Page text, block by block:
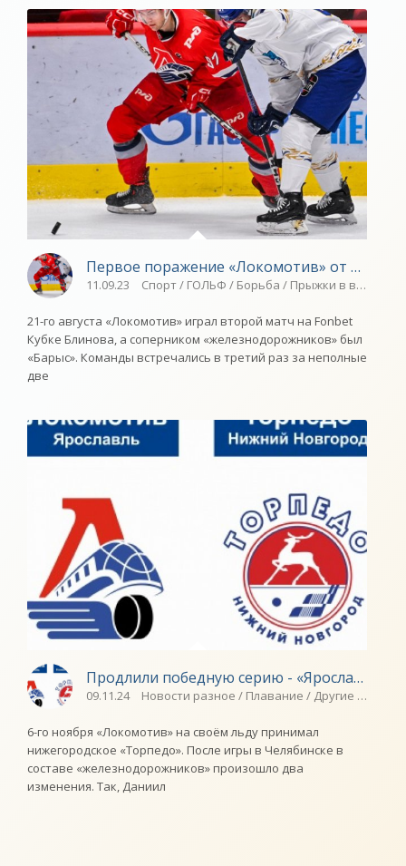
Первое поражение «Локомотив» от
11.09.23 Спорт / ГОЛЬФ / Борьба / Прыжки в воду /
21-го августа «Локомотив» играл второй матч на Fonbet
Кубке Блинова, а соперником «железнодорожников» был
«Барыс». Команды встречались в третий раз за неполные
две
Продлили победную серию - «Ярославский
09.11.24 Новости разное / Плавание / Другие виды
6-го ноября «Локомотив» на своём льду принимал
нижегородское «Торпедо». После игры в Челябинске в
составе «железнодорожников» произошло два
изменения. Так, Даниил